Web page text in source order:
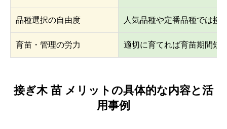
品種選択の自由度 人気品種や定番品種では接
育苗・管理の労力 適切に育てれば育苗期間短
接ぎ木 苗 メリットの具体的な内容と活
用事例